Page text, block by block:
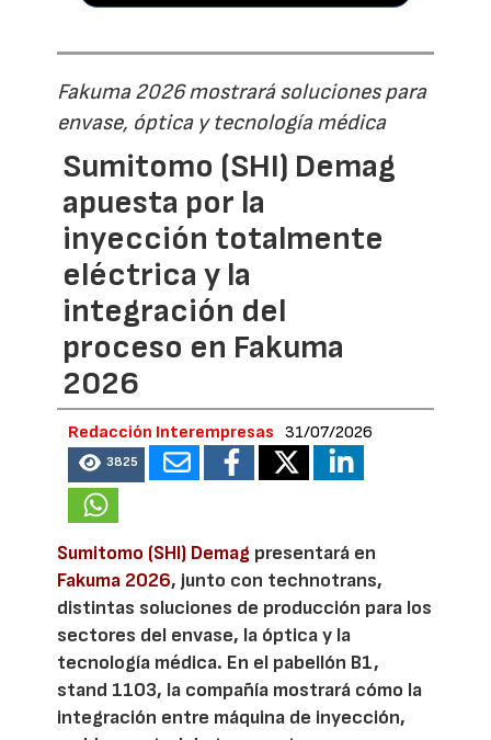
Fakuma 2026 mostrará soluciones para
envase, óptica y tecnología médica
Sumitomo (SHI) Demag
apuesta por la
inyección totalmente
eléctrica y la
integración del
proceso en Fakuma
2026
Redacción Interempresas 31/07/2026
3825
Sumitomo (SHI) Demag presentará en
Fakuma 2026, junto con technotrans,
distintas soluciones de producción para los
sectores del envase, la óptica y la
tecnología médica. En el pabellón B1,
stand 1103, la compañía mostrará cómo la
integración entre máquina de inyección,